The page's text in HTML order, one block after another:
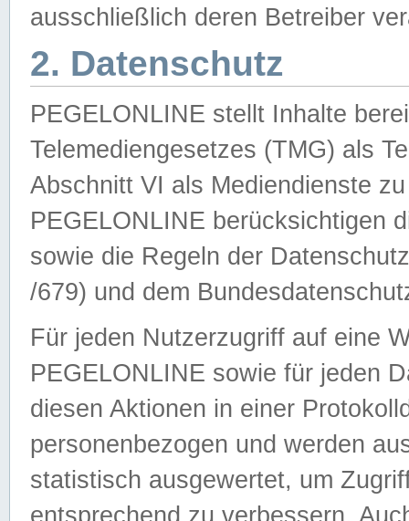
ausschließlich deren Betreiber
2. Datenschutz
PEGELONLINE stellt Inhalte
Telemediengesetzes (TMG) als
Abschnitt VI als Mediendienste
PEGELONLINE berücksichtigen
sowie die Regeln der
/679) und dem
Für jeden Nutzerzugriff auf eine
PEGELONLINE sowie für jeden
diesen Aktionen in einer
personenbezogen und werden
statistisch ausgewertet, um
entsprechend zu verbessern.